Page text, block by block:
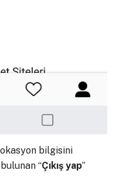
bilgisini
“Çıkış yap”